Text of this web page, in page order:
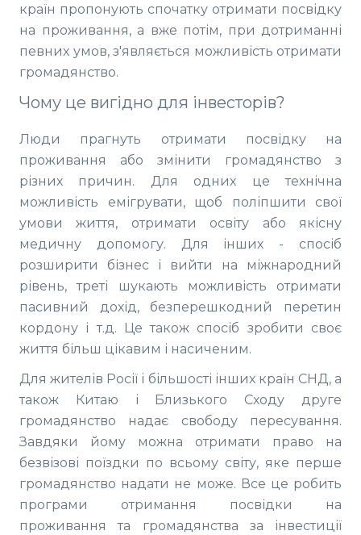
країн пропонують спочатку отримати посвідку
на проживання, а вже потім, при дотриманні
певних умов, з'являється можливість отримати
громадянство.
Чому це вигідно для інвесторів?
Люди прагнуть отримати посвідку на
проживання або змінити громадянство з
різних причин. Для одних це технічна
можливість емігрувати, щоб поліпшити свої
умови життя, отримати освіту або якісну
медичну допомогу. Для інших - спосіб
розширити бізнес і вийти на міжнародний
рівень, треті шукають можливість отримати
пасивний дохід, безперешкодний перетин
кордону і т.д. Це також спосіб зробити своє
життя більш цікавим і насиченим.
Для жителів Росії і більшості інших країн СНД, а
також Китаю і Близького Сходу друге
громадянство надає свободу пересування.
Завдяки йому можна отримати право на
безвізові поїздки по всьому світу, яке перше
громадянство надати не може. Все це робить
програми отримання посвідки на
проживання та громадянства за інвестиції